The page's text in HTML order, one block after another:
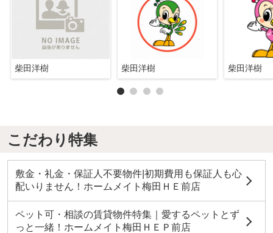
柴田洋樹 柴田洋樹 柴田洋樹
こだわり特集
敷金・礼金・保証人不要物件|初期費用も保証人も心
配いりません！ホームメイト梅田ＨＥ前店
ペット可・相談の賃貸物件特集｜愛するペットとず
っと一緒！ホームメイト梅田ＨＥＰ前店